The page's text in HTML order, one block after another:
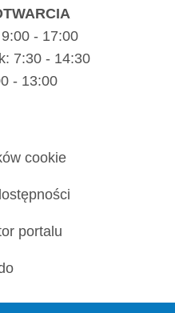
- 17:00
7:30 - 14:30
- 13:00
cookie
portalu